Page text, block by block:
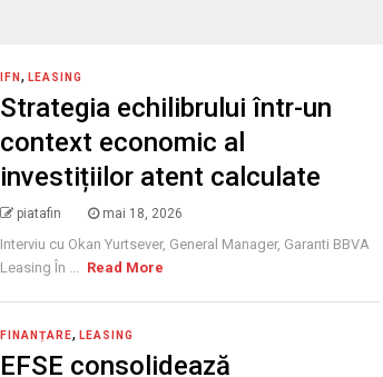
IFN , LEASING
Strategia echilibrului într-un
context economic al
investițiilor atent calculate
piatafin mai 18, 2026
Interviu cu Okan Yurtsever, General Manager, Garanti BBVA
Leasing În ... Read More
FINANȚARE, LEASING
EFSE consolidează